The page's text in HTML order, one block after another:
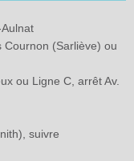
(Sarliève) ou
ou Ligne C, arrêt Av.
suivre